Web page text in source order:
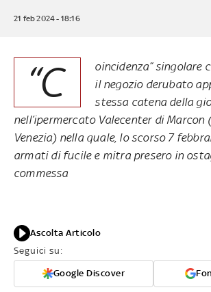
21 feb 2024 - 18:16
“C
oincidenza” singolare
il negozio derubato
stessa catena della
nell’ipermercato Valecenter di Marcon
Venezia) nella quale, lo scorso 7
armati di fucile e mitra presero in
commessa
Ascolta Articolo
Seguici su:
Google Discover